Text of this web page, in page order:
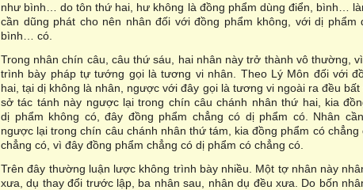
như bình… do tôn thứ hai, hư không là đồng phẩm dùng điển, bình…
cần dũng phát cho nên nhân đối với đồng phẩm không, với dị phẩm
bình… có.
Trong nhân chín câu, câu thứ sáu, hai nhân này trở thành vô thường,
trình bày pháp tự tướng gọi là tương vi nhân. Theo Lý Môn đối với
hai, tại dị không là nhân, ngược với đây gọi là tương vi ngoài ra đều bất
sở tác tánh này ngược lại trong chín câu chánh nhân thứ hai, kia
dị phẩm không có, đây đồng phẩm chẳng có dị phẩm có. Nhân
ngược lại trong chín câu chánh nhân thứ tám, kia đồng phẩm có chẳng
chẳng có, vì đây đồng phẩm chẳng có dị phẩm có chẳng có.
Trên đây thường luận lược không trình bày nhiều. Một tợ nhân này
xưa, dụ thay đổi trước lập, ba nhân sau, nhân dụ đều xưa. Do bốn